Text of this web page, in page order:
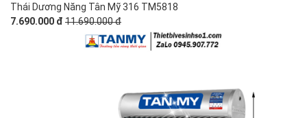
Thái Dương Năng Tân Mỹ 316 TM5818
7.690.000 đ 11.690.000 đ